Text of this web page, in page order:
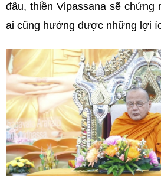
đâu, thiền Vipassana sẽ chứng
ai cũng hưởng được những lợi